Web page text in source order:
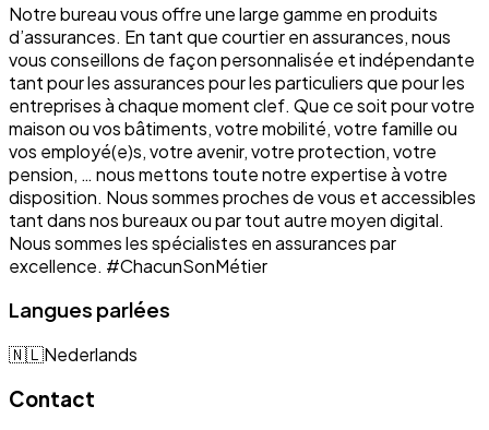
Notre bureau vous offre une large gamme en produits
d’assurances. En tant que courtier en assurances, nous
vous conseillons de façon personnalisée et indépendante
tant pour les assurances pour les particuliers que pour les
entreprises à chaque moment clef. Que ce soit pour votre
maison ou vos bâtiments, votre mobilité, votre famille ou
vos employé(e)s, votre avenir, votre protection, votre
pension, … nous mettons toute notre expertise à votre
disposition. Nous sommes proches de vous et accessibles
tant dans nos bureaux ou par tout autre moyen digital.
Nous sommes les spécialistes en assurances par
excellence. #ChacunSonMétier
Langues parlées
🇳🇱Nederlands
Contact